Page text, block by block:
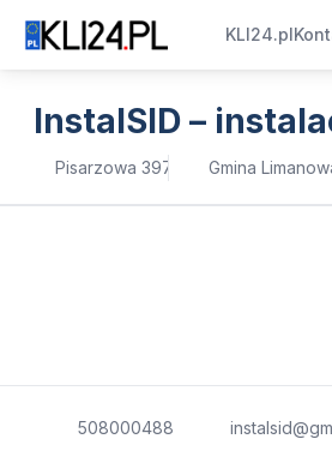
KLI24.pl
InstalSID –
Pisarzowa 397 Gmina
508000488